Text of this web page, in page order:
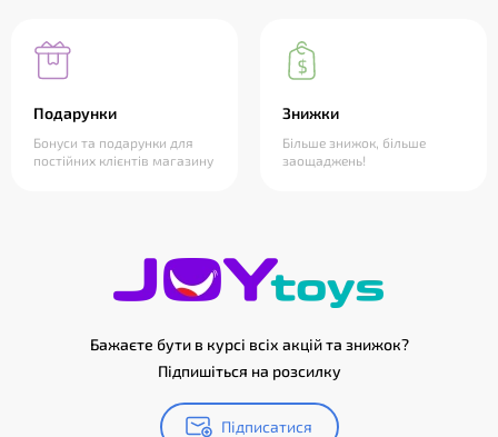
Подарунки
Бонуси та подарунки для
постійних клієнтів магазину
Знижки
Більше знижок, більше
заощаджень!
Бажаєте бути в курсі всіх акцій та знижок?
Підпишіться на розсилку
Підписатися